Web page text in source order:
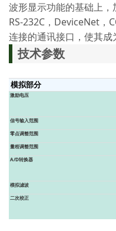
波形显示功能的基础上，
RS-232C，DeviceNet，
连接的通讯接口，使其成
技术参数
模拟部分
激励电压
信号输入范围
零点调整范围
量程调整范围
A/D转换器
模拟滤波
二次校正